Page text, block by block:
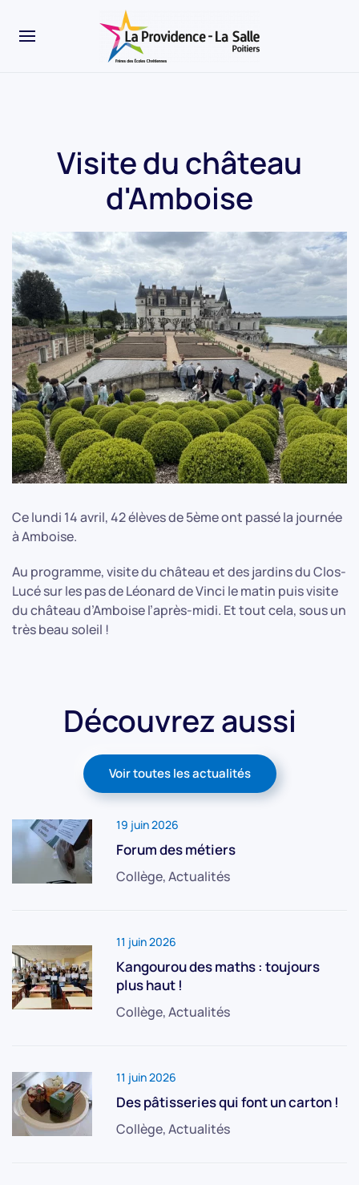
Visite du château
d'Amboise
Ce lundi 14 avril, 42 élèves de 5ème ont passé la journée
à Amboise.
Au programme, visite du château et des jardins du Clos-
Lucé sur les pas de Léonard de Vinci le matin puis visite
du château d’Amboise l’après-midi. Et tout cela, sous un
très beau soleil !
Découvrez aussi
Voir toutes les actualités
19 juin 2026
Forum des métiers
Collège, Actualités
11 juin 2026
Kangourou des maths : toujours
plus haut !
Collège, Actualités
11 juin 2026
Des pâtisseries qui font un carton !
Collège, Actualités